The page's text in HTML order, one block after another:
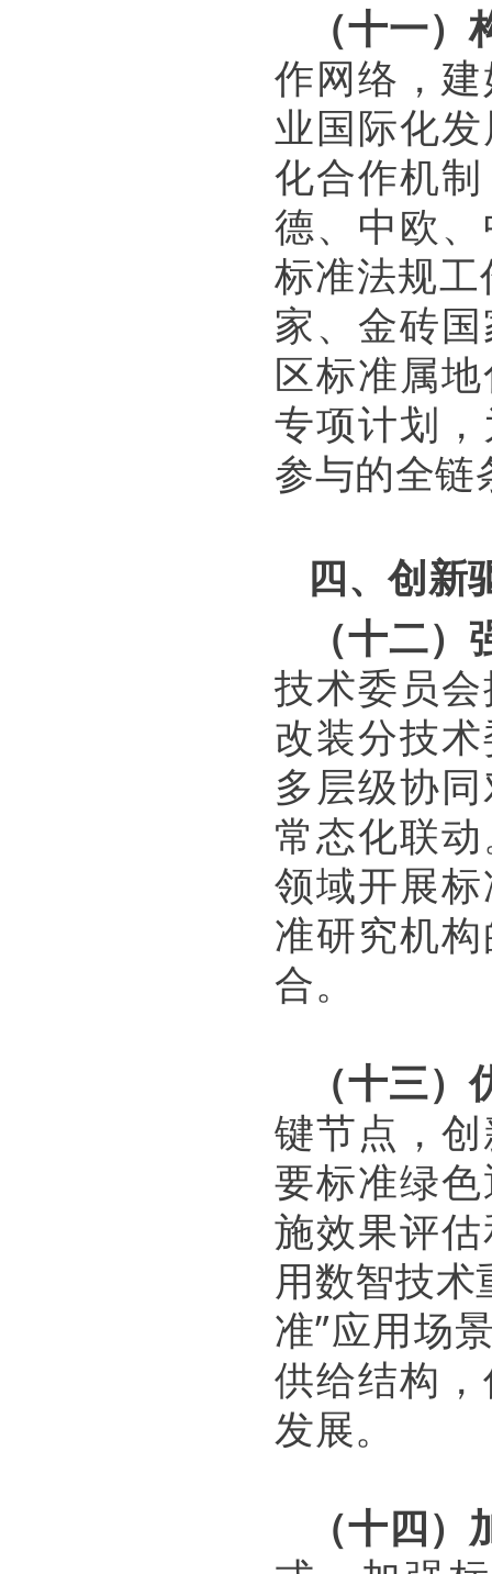
（十一
作网络，
业国际化
化合作机
德、中欧
标准法规工
家、金砖
区标准属
专项计划
参与的全链
四、创新
（十二
技术委员
改装分技
多层级协
常态化联
领域开展
准研究机
合。
（十三
键节点，
要标准绿
施效果评
用数智技术
准”应用场
供给结构
发展。
（十四